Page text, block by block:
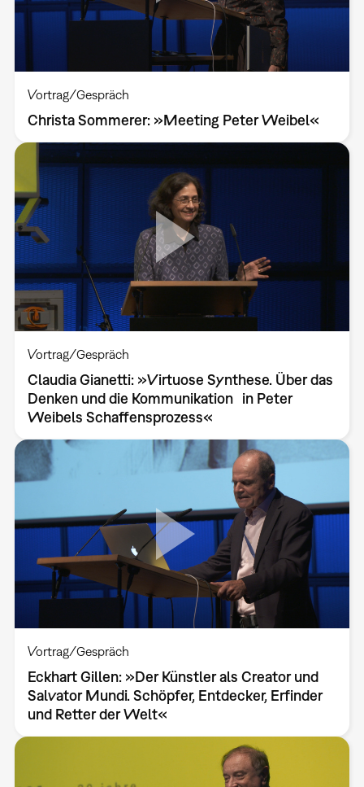
Vortrag/Gespräch
Christa Sommerer: »Meeting Peter Weibel«
Vortrag/Gespräch
Claudia Gianetti: »Virtuose Synthese. Über das
Denken und die Kommunikation in Peter
Weibels Schaffensprozess«
Vortrag/Gespräch
Eckhart Gillen: »Der Künstler als Creator und
Salvator Mundi. Schöpfer, Entdecker, Erfinder
und Retter der Welt«